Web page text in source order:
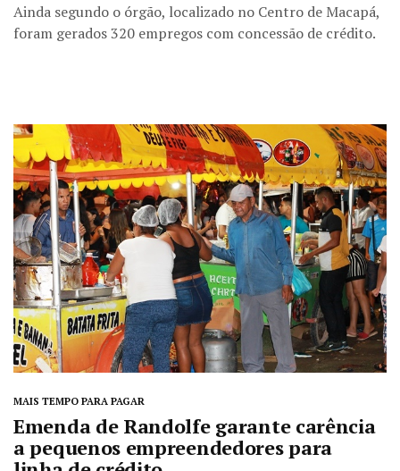
Ainda segundo o órgão, localizado no Centro de Macapá,
foram gerados 320 empregos com concessão de crédito.
MAIS TEMPO PARA PAGAR
Emenda de Randolfe garante carência
a pequenos empreendedores para